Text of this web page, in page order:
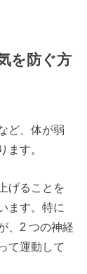
を防ぐ方
ど、体が弱
ます。
げることを
ます。特に
、2 つの神経
て運動して